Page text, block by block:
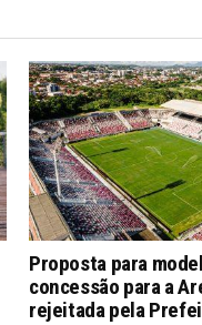
Proposta para
concessão para a
rejeitada pela